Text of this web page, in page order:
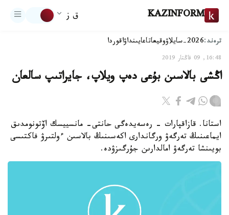
KAZINFORM ق ز
ترەند:2026-سايلاۋ وقيعاتاعايىنداۋاقوردا
16:48, 09 قاڭتار 2019
اڭشى بالاسىن بۇعى دەپ ويلاپ، جايراتىپ سالعان
استانا. قازاقپارات - رەسەيدەگى حانتى- مانسييسك اۆتونومدىق
ايماعىنىڭ تەرگەۋ ورگاندارى اكەسىنىڭ بالاسىن ءولتىرۋ فاكتىسى
بويىنشا تەرگەۋ امالدارىن جۇرگىزۋدە.